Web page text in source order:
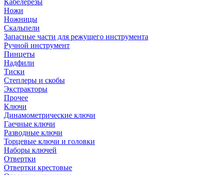
Кабелерезы
Ножи
Ножницы
Скальпели
Запасные части для режущего инструмента
Ручной инструмент
Пинцеты
Надфили
Тиски
Степлеры и скобы
Экстракторы
Прочее
Ключи
Динамометрические ключи
Гаечные ключи
Разводные ключи
Торцевые ключи и головки
Наборы ключей
Отвертки
Отвертки крестовые